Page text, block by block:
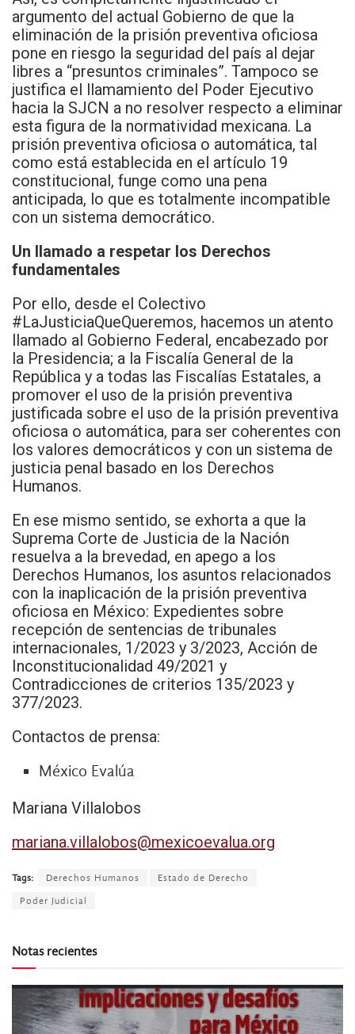
argumento del actual Gobierno de que la
eliminación de la prisión preventiva oficiosa
pone en riesgo la seguridad del país al dejar
libres a “presuntos criminales”. Tampoco se
justifica el llamamiento del Poder Ejecutivo
hacia la SJCN a no resolver respecto a eliminar
esta figura de la normatividad mexicana. La
prisión preventiva oficiosa o automática, tal
como está establecida en el artículo 19
constitucional, funge como una pena
anticipada, lo que es totalmente incompatible
con un sistema democrático.
Un llamado a respetar los Derechos
fundamentales
Por ello, desde el Colectivo
#LaJusticiaQueQueremos, hacemos un atento
llamado al Gobierno Federal, encabezado por
la Presidencia; a la Fiscalía General de la
República y a todas las Fiscalías Estatales, a
promover el uso de la prisión preventiva
justificada sobre el uso de la prisión preventiva
oficiosa o automática, para ser coherentes con
los valores democráticos y con un sistema de
justicia penal basado en los Derechos
Humanos.
En ese mismo sentido, se exhorta a que la
Suprema Corte de Justicia de la Nación
resuelva a la brevedad, en apego a los
Derechos Humanos, los asuntos relacionados
con la inaplicación de la prisión preventiva
oficiosa en México: Expedientes sobre
recepción de sentencias de tribunales
internacionales, 1/2023 y 3/2023, Acción de
Inconstitucionalidad 49/2021 y
Contradicciones de criterios 135/2023 y
377/2023.
Contactos de prensa:
México Evalúa
Mariana Villalobos
mariana.villalobos@mexicoevalua.org
Tags: Derechos Humanos Estado de Derecho
Poder Judicial
Notas recientes